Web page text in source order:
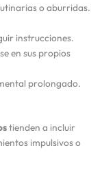
o aburridas.
instrucciones.
en sus propios
prolongado.
tienden a incluir
impulsivos o